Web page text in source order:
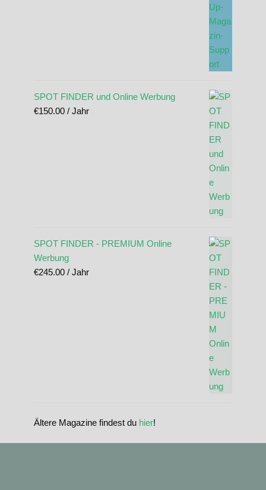
SPOT FINDER und Online Werbung
€150.00 / Jahr
SPOT FINDER - PREMIUM Online
Werbung
€245.00 / Jahr
Ältere Magazine findest du hier!